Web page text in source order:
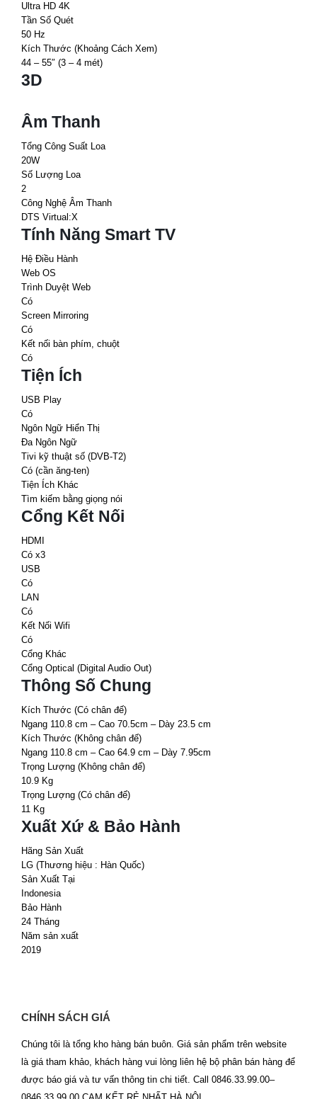
Ultra HD 4K
Tần Số Quét
50 Hz
Kích Thước (Khoảng Cách Xem)
44 – 55″ (3 – 4 mét)
3D
Âm Thanh
Tổng Công Suất Loa
20W
Số Lượng Loa
2
Công Nghệ Âm Thanh
DTS Virtual:X
Tính Năng Smart TV
Hệ Điều Hành
Web OS
Trình Duyệt Web
Có
Screen Mirroring
Có
Kết nối bàn phím, chuột
Có
Tiện Ích
USB Play
Có
Ngôn Ngữ Hiển Thị
Đa Ngôn Ngữ
Tivi kỹ thuật số (DVB-T2)
Có (cần ăng-ten)
Tiện Ích Khác
Tìm kiếm bằng giọng nói
Cổng Kết Nối
HDMI
Có x3
USB
Có
LAN
Có
Kết Nối Wifi
Có
Cổng Khác
Cổng Optical (Digital Audio Out)
Thông Số Chung
Kích Thước (Có chân đế)
Ngang 110.8 cm – Cao 70.5cm – Dày 23.5 cm
Kích Thước (Không chân đế)
Ngang 110.8 cm – Cao 64.9 cm – Dày 7.95cm
Trọng Lượng (Không chân đế)
10.9 Kg
Trọng Lượng (Có chân đế)
11 Kg
Xuất Xứ & Bảo Hành
Hãng Sản Xuất
LG (Thương hiệu : Hàn Quốc)
Sản Xuất Tại
Indonesia
Bảo Hành
24 Tháng
Năm sản xuất
2019
CHÍNH SÁCH GIÁ
Chúng tôi là tổng kho hàng bán buôn. Giá sản phẩm trên website
là giá tham khảo, khách hàng vui lòng liên hệ bộ phân bán hàng để
được báo giá và tư vấn thông tin chi tiết. Call 0846.33.99.00–